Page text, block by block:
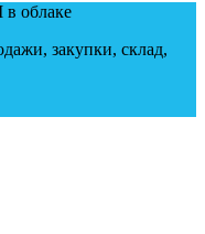
облаке
закупки, склад,